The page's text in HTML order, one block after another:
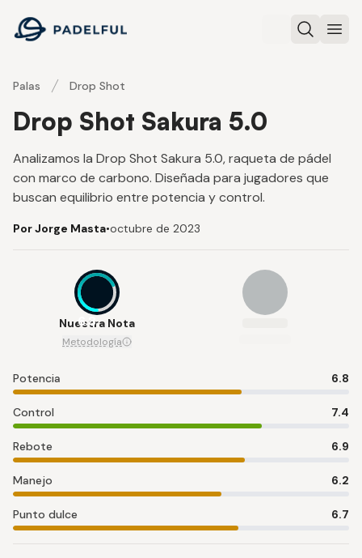
Padelful
Buscar
Palas Drop Shot
Drop Shot Sakura 5.0
Analizamos la Drop Shot Sakura 5.0, raqueta de pádel
con marco de carbono. Diseñada para jugadores que
buscan equilibrio entre potencia y control.
Por Jorge Masta•octubre de 2023
6.8
Nuestra Nota
Metodología
Potencia 6.8
Control 7.4
Rebote 6.9
Manejo 6.2
Punto dulce 6.7